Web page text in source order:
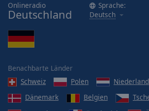
Onlineradio
Deutschland
Sprache:
Deutsch
Benachbarte Länder
Schweiz
Polen
Dänemark
Belgien